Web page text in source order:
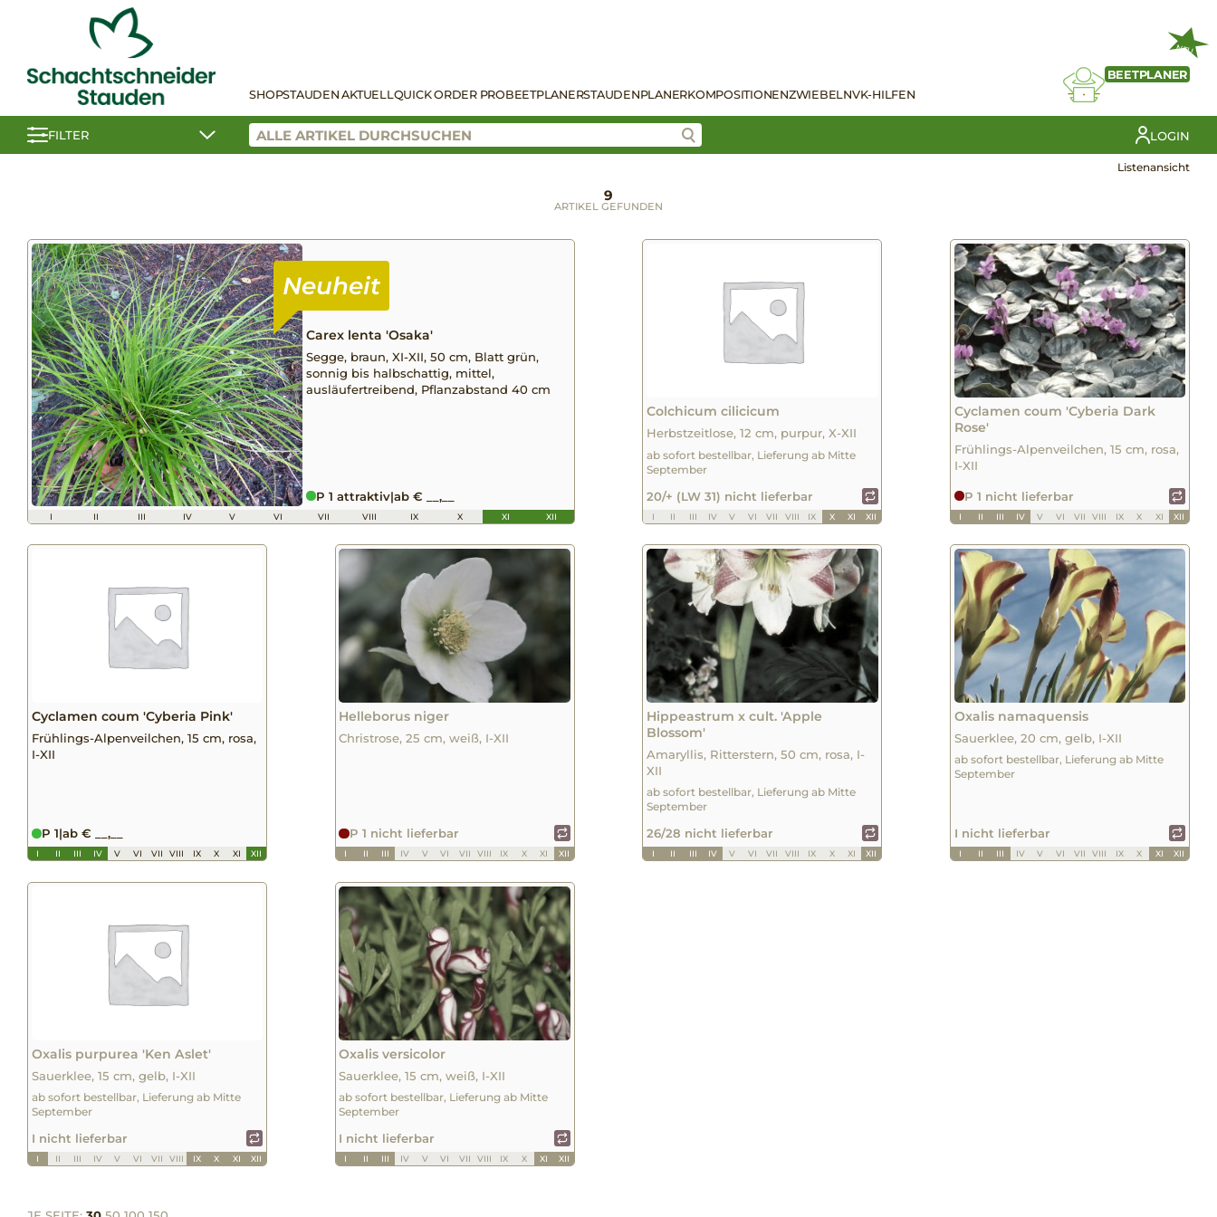
SHOPSTAUDEN AKTUELLQUICK ORDER PROBEETPLANERSTAUDENPLANERKOMPOSITIONENZWIEBELNVK-HILFEN
NEU
BEETPLANER
FILTER LOGIN
Listenansicht
9
ARTIKEL GEFUNDEN
Carex lenta 'Osaka'
Segge, braun, XI-XII, 50 cm, Blatt grün,
sonnig bis halbschattig, mittel,
ausläufertreibend, Pflanzabstand 40 cm
P 1 attraktiv|ab € __,__
I II III IV V VI VII VIII IX X XI XII
Colchicum cilicicum
Herbstzeitlose, 12 cm, purpur, X-XII
ab sofort bestellbar, Lieferung ab Mitte
September
20/+ (LW 31) nicht lieferbar
I II III IV V VI VII VIII IX X XI XII
Cyclamen coum 'Cyberia Dark
Rose'
Frühlings-Alpenveilchen, 15 cm, rosa,
I-XII
P 1 nicht lieferbar
I II III IV V VI VII VIII IX X XI XII
Cyclamen coum 'Cyberia Pink'
Frühlings-Alpenveilchen, 15 cm, rosa,
I-XII
P 1|ab € __,__
I II III IV V VI VII VIII IX X XI XII
Helleborus niger
Christrose, 25 cm, weiß, I-XII
P 1 nicht lieferbar
I II III IV V VI VII VIII IX X XI XII
Hippeastrum x cult. 'Apple
Blossom'
Amaryllis, Ritterstern, 50 cm, rosa, I-
XII
ab sofort bestellbar, Lieferung ab Mitte
September
26/28 nicht lieferbar
I II III IV V VI VII VIII IX X XI XII
Oxalis namaquensis
Sauerklee, 20 cm, gelb, I-XII
ab sofort bestellbar, Lieferung ab Mitte
September
I nicht lieferbar
I II III IV V VI VII VIII IX X XI XII
Oxalis purpurea 'Ken Aslet'
Sauerklee, 15 cm, gelb, I-XII
ab sofort bestellbar, Lieferung ab Mitte
September
I nicht lieferbar
I II III IV V VI VII VIII IX X XI XII
Oxalis versicolor
Sauerklee, 15 cm, weiß, I-XII
ab sofort bestellbar, Lieferung ab Mitte
September
I nicht lieferbar
I II III IV V VI VII VIII IX X XI XII